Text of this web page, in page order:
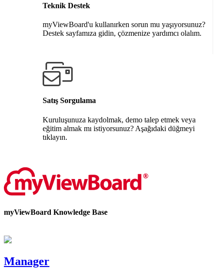
Teknik Destek
myViewBoard'u kullanırken sorun mu yaşıyorsunuz?
Destek sayfamıza gidin, çözmenize yardımcı olalım.
Satış Sorgulama
Kuruluşunuza kaydolmak, demo talep etmek veya
eğitim almak mı istiyorsunuz? Aşağıdaki düğmeyi
tıklayın.
myViewBoard Knowledge Base
Manager